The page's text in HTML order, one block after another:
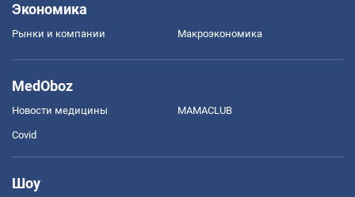
Экономика
Рынки и компании Mакроэкономика
MedOboz
Новости медицины MAMACLUB
Covid
Шоу